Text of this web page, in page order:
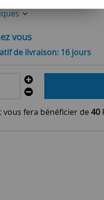
vous
de livraison: 16 jours
vous fera bénéficier de 40